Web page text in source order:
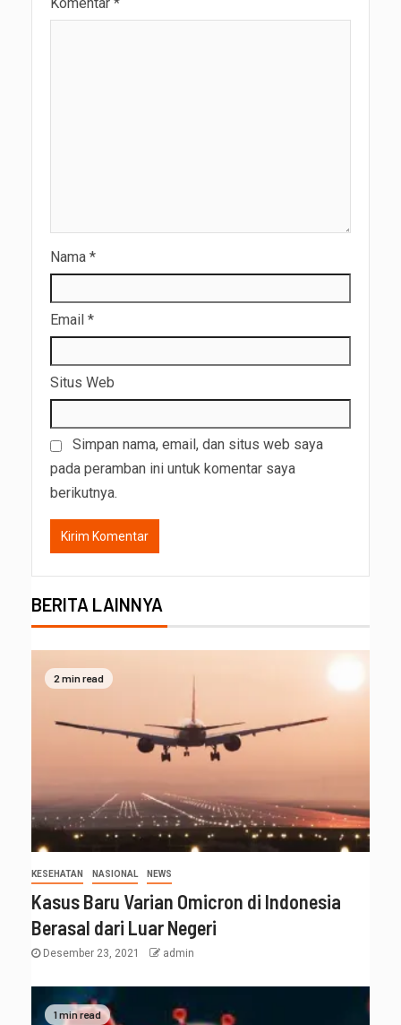
Komentar *
Nama *
Email *
Situs Web
Simpan nama, email, dan situs web saya
pada peramban ini untuk komentar saya
berikutnya.
BERITA LAINNYA
2 min read
KESEHATAN NASIONAL NEWS
Kasus Baru Varian Omicron di Indonesia
Berasal dari Luar Negeri
Desember 23, 2021 admin
1 min read